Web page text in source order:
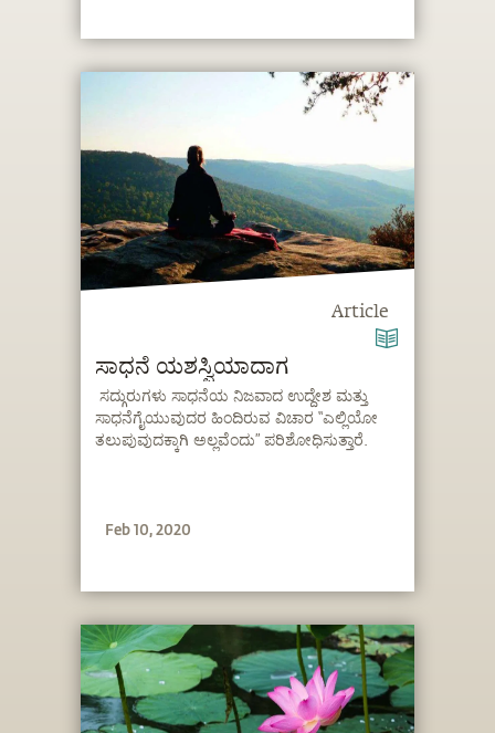
Article
ಸಾಧನೆ ಯಶಸ್ವಿಯಾದಾಗ
ಸದ್ಗುರುಗಳು ಸಾಧನೆಯ ನಿಜವಾದ ಉದ್ದೇಶ ಮತ್ತು
ಸಾಧನೆಗೈಯುವುದರ ಹಿಂದಿರುವ ವಿಚಾರ “ಎಲ್ಲಿಯೋ
ತಲುಪುವುದಕ್ಕಾಗಿ ಅಲ್ಲವೆಂದು” ಪರಿಶೋಧಿಸುತ್ತಾರೆ.
Feb 10, 2020